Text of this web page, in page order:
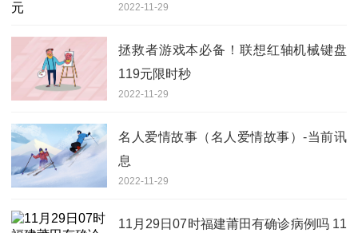
2022-11-29
拯救者游戏本必备！联想红轴机械键盘
119元限时秒
2022-11-29
名人爱情故事（名人爱情故事）-当前讯
息
2022-11-29
11月29日07时福建莆田有确诊病例吗 11